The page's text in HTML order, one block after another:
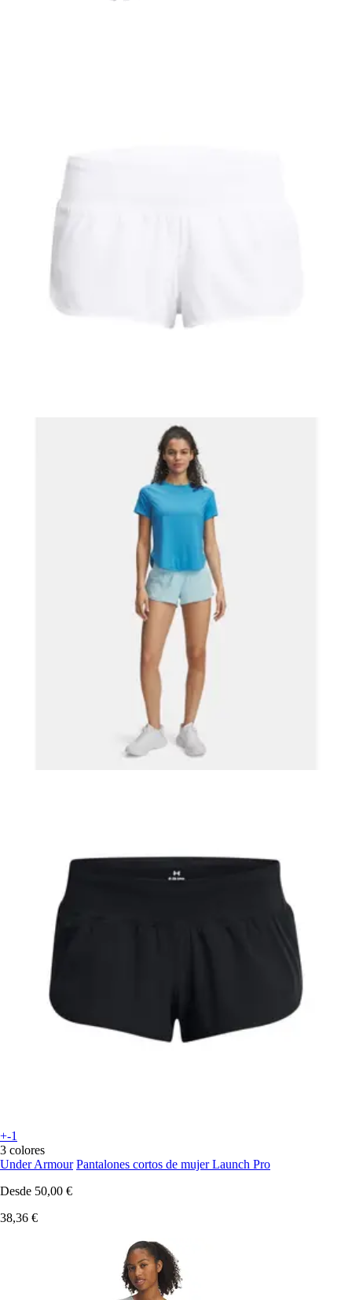
+-1
3 colores
Under Armour Pantalones cortos de mujer Launch Pro
Desde 50,00 €
38,36 €